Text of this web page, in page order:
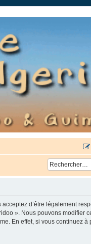
d’être légalement
». Nous pouvons modifier
En effet, si vous continuez à